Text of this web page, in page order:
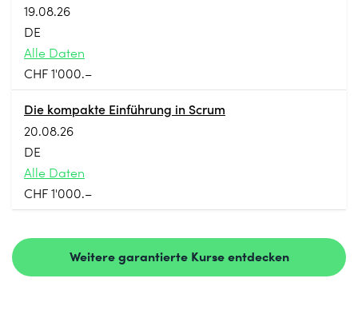
19.08.26
DE
Alle Daten
CHF 1'000.–
Die kompakte Einführung in Scrum
20.08.26
DE
Alle Daten
CHF 1'000.–
Weitere garantierte Kurse entdecken